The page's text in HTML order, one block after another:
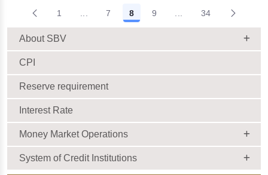
lĩnh vực nông nghiệp, nông
thôn (lần 2)
29/08/2025 |
10:00:00
1 Intermediate Pages Use TAB to navigate.
7 8 9 Intermediate Pages
34
About SBV
CPI
Reserve requirement
Interest Rate
Money Market Operations
System of Credit Institutions